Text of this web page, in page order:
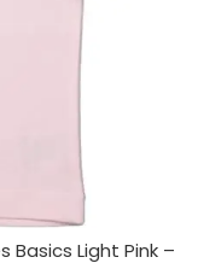
Light Pink –